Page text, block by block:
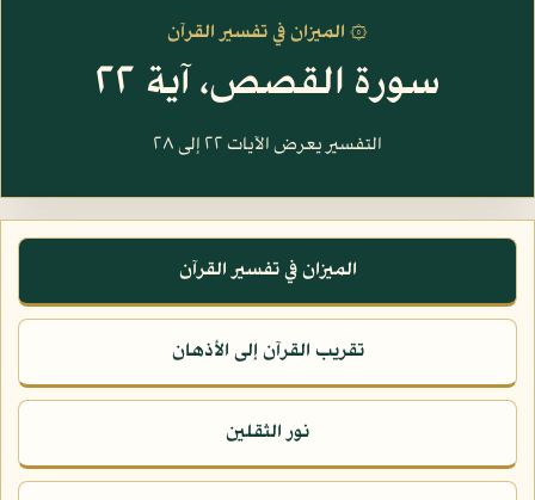
۞ الميزان في تفسير القرآن
سورة القصص، آية ٢٢
التفسير يعرض الآيات ٢٢ إلى ٢٨
الميزان في تفسير القرآن
تقريب القرآن إلى الأذهان
نور الثقلين